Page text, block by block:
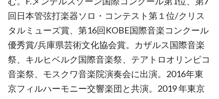
回日本管弦打楽器ソロ・コンテスト第１位/クリス
タルミューズ賞、第16回KOBE国際音楽コンクール
優秀賞/兵庫県芸術文化協会賞。カザルス国際音楽
祭、キルヒベルク国際音楽祭、テアトロオリンピコ
音楽祭、モスクワ音楽院演奏会に出演。2016年東
京フィルハーモニー交響楽団と共演。2019 年東京